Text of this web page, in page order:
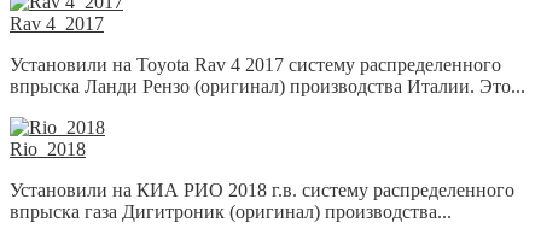
Rav 4_2017
Установили на Toyota Rav 4 2017 систему распределенного
впрыска Ланди Рензо (оригинал) производства Италии. Это...
Rio_2018
Установили на КИА РИО 2018 г.в. систему распределенного
впрыска газа Дигитроник (оригинал) производства...